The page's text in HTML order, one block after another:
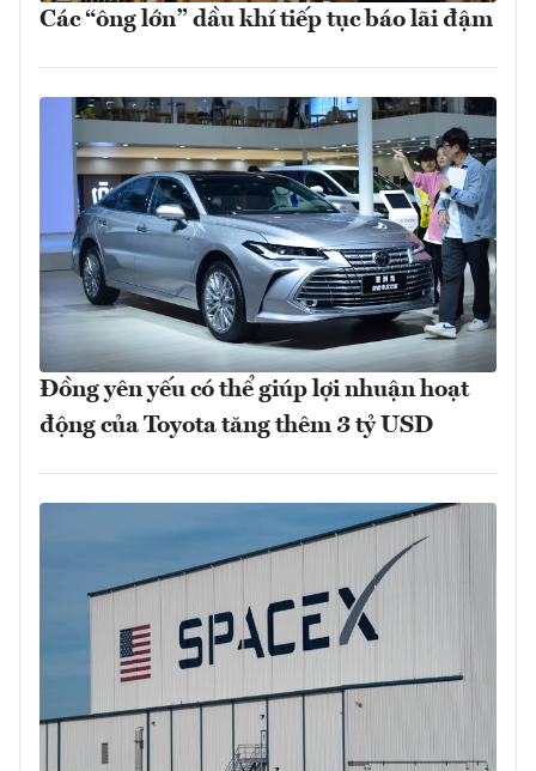
Các “ông lớn” dầu khí tiếp tục báo lãi đậm
Đồng yên yếu có thể giúp lợi nhuận hoạt
động của Toyota tăng thêm 3 tỷ USD